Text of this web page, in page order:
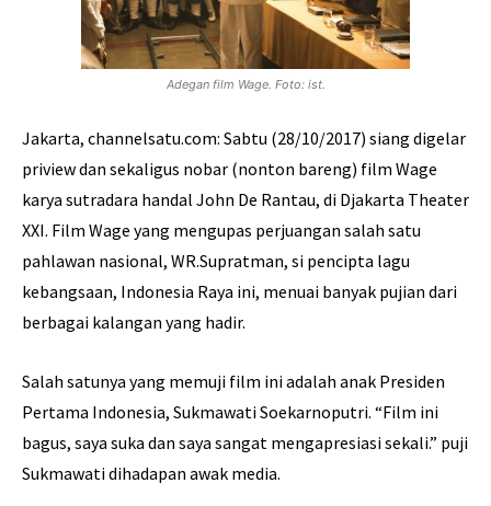
Adegan film Wage. Foto: ist.
Jakarta, channelsatu.com: Sabtu (28/10/2017) siang digelar
priview dan sekaligus nobar (nonton bareng) film Wage
karya sutradara handal John De Rantau, di Djakarta Theater
XXI. Film Wage yang mengupas perjuangan salah satu
pahlawan nasional, WR.Supratman, si pencipta lagu
kebangsaan, Indonesia Raya ini, menuai banyak pujian dari
berbagai kalangan yang hadir.
Salah satunya yang memuji film ini adalah anak Presiden
Pertama Indonesia, Sukmawati Soekarnoputri. “Film ini
bagus, saya suka dan saya sangat mengapresiasi sekali.” puji
Sukmawati dihadapan awak media.